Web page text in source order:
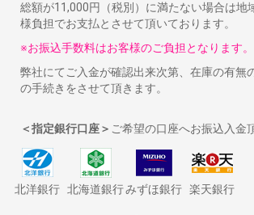
総額が11,000円（税別）に満たない場合は地
様負担でお支払とさせて頂いてお
※お振込手数料はお客様のご負担となります。
弊社にてご入金が確認出来次第、在庫の有無
の手続きをさせて頂きます。
＜指定銀行口座＞ ご希望の口座へお振込入金
北洋銀行 北海道銀行みずほ銀行 楽天銀行